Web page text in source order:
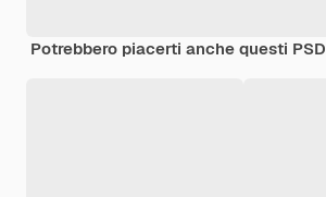
Potrebbero piacerti anche questi PSD